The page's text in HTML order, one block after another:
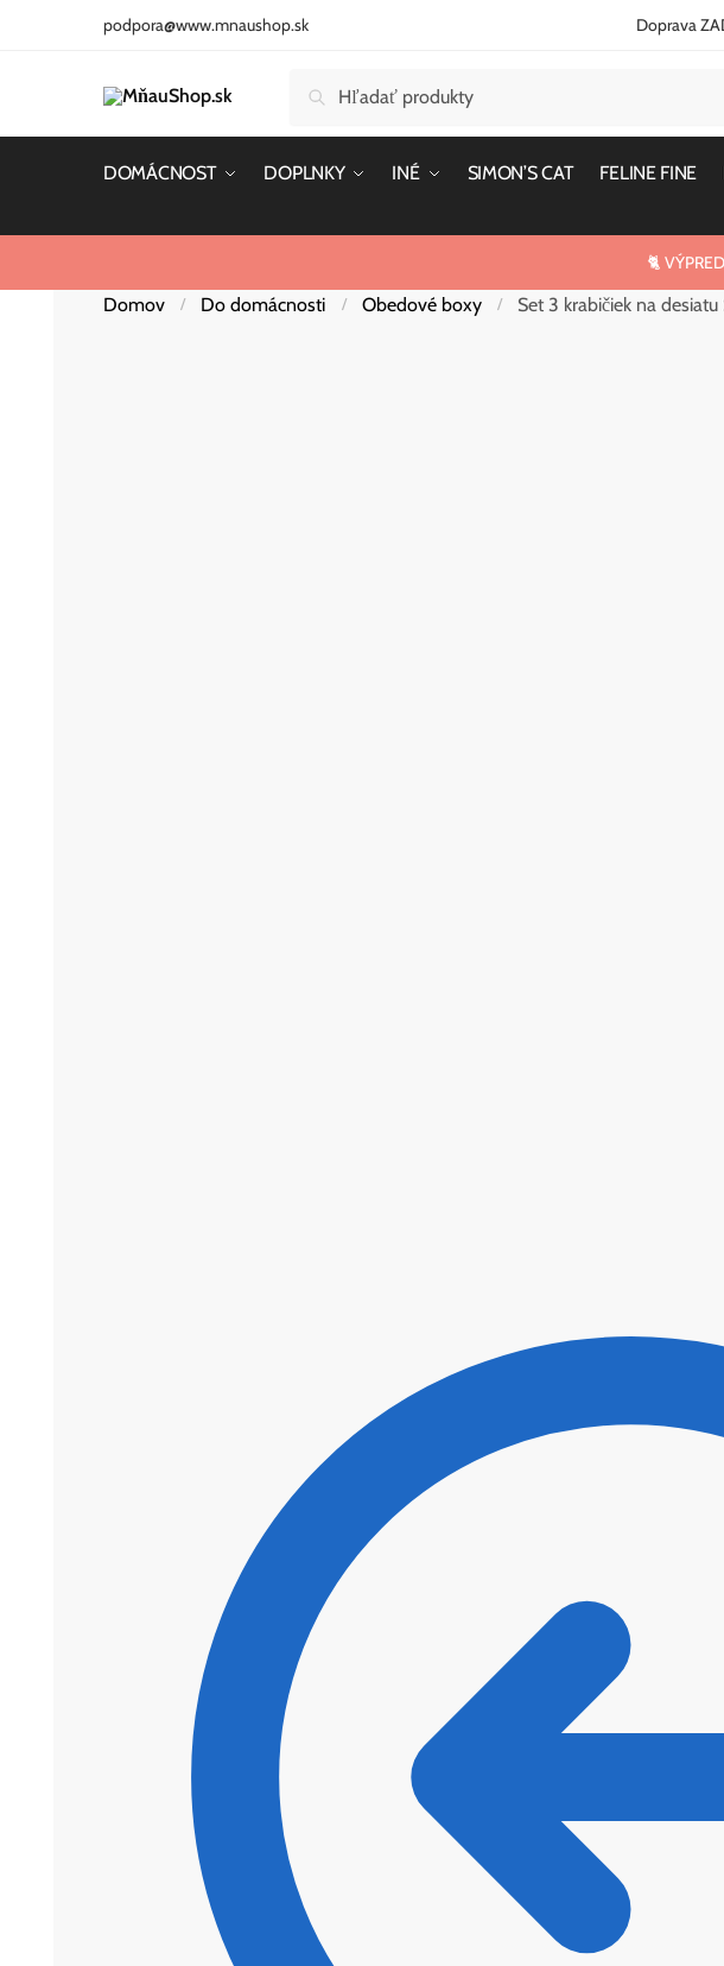
podpora@www.mnaushop.sk Doprava
Vyhľadávanie
DOMÁCNOST DOPLNKY INÉ SIMON’S CAT FELINE FINE
🐈
Domov / Do domácnosti / Obedové boxy / Set 3 krabičiek na desiatu